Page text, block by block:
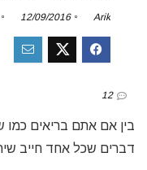
Arik
12/09/2016
12
בין אם אתם בריאים כמו
דברים שכל אחד חייב